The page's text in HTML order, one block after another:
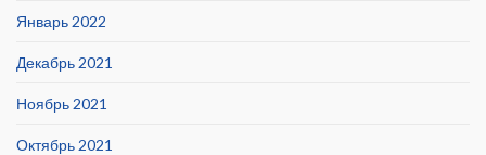
Январь 2022
Декабрь 2021
Ноябрь 2021
Октябрь 2021